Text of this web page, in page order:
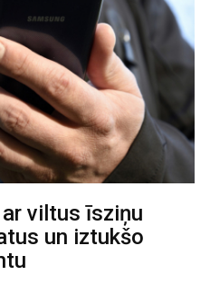
viltus īsziņu
un iztukšo